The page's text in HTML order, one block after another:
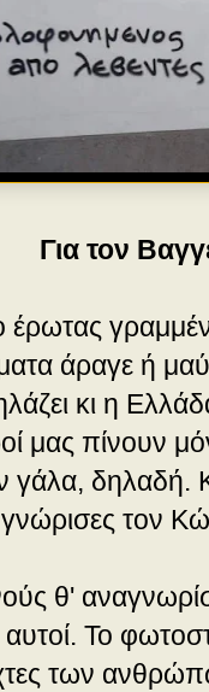
Για τον
έρωτας
άραγε ή
κι η
μας πίνουν
γάλα,
τον
θ'
Το
των